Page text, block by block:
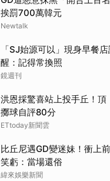
挨罰700萬韓元
Newtalk
「SJ始源可以」現身早餐
醒：記得常換照
鏡週刊
洪恩採驚喜站上投手丘！頂
擲球自評80分
ETtoday新聞雲
比丘尼遇GD變迷妹！衝上
笑虧：當場還俗
緯來娛樂新聞